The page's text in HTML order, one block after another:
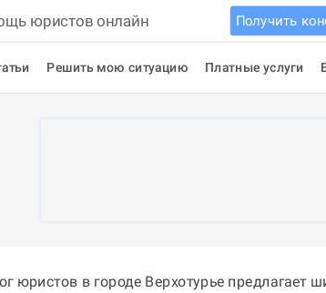
юристов онлайн Получить
Решить мою ситуацию Платные услуги
юристов в городе Верхотурье